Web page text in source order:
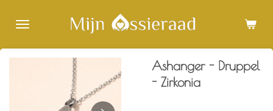
direct
de
Ashanger - Druppel
- Zirkonia